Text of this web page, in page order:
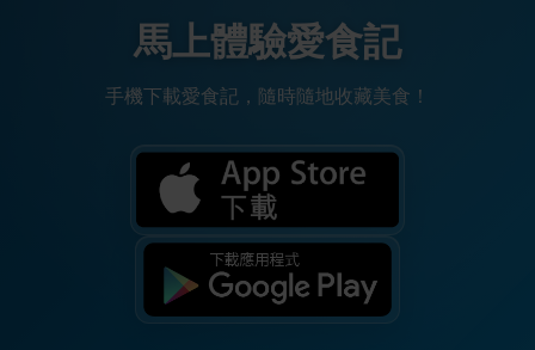
馬上體驗愛食記
手機下載愛食記，隨時隨地收藏美食！